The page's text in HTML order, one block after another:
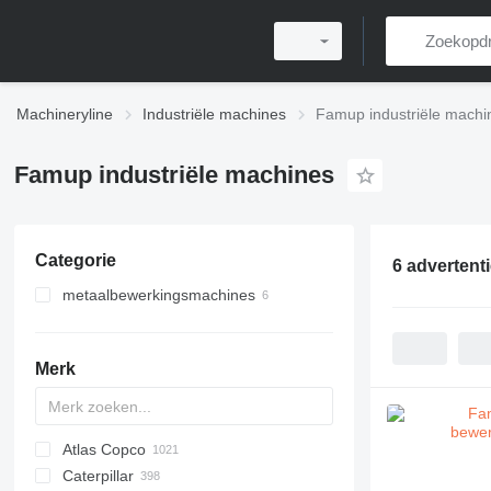
Machineryline Industriële machines Famup industriële
Famup industriële machines
Categorie
metaalbewerkingsmachines
Merk
PDS
APD
AB
Ensis
Pega
VZ
AG3
Atlas Copco
DrillAir
QAS
PDP
E-series
B-series
BM
GFS
VT
Rover
PA
Airpure
BySprint Fiber
CK
SR
Caterpillar
6